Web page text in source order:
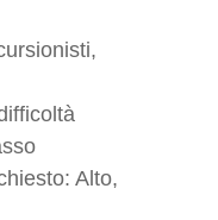
Alto,